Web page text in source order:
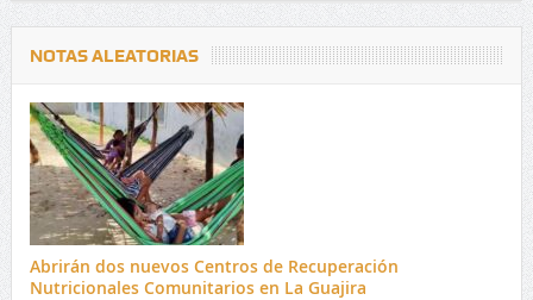
NOTAS ALEATORIAS
Abrirán dos nuevos Centros de Recuperación
Nutricionales Comunitarios en La Guajira